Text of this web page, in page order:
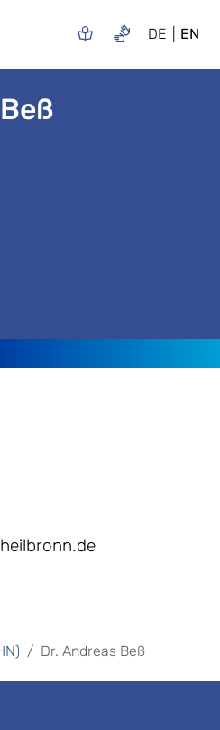
DE EN
Dr. Andreas Beß